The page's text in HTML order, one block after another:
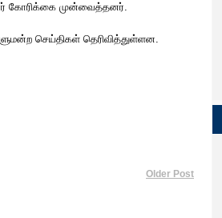
கோரிக்கை முன்வைத்தனர்.
செய்திகள் தெரிவித்துள்ளன.
Older Post